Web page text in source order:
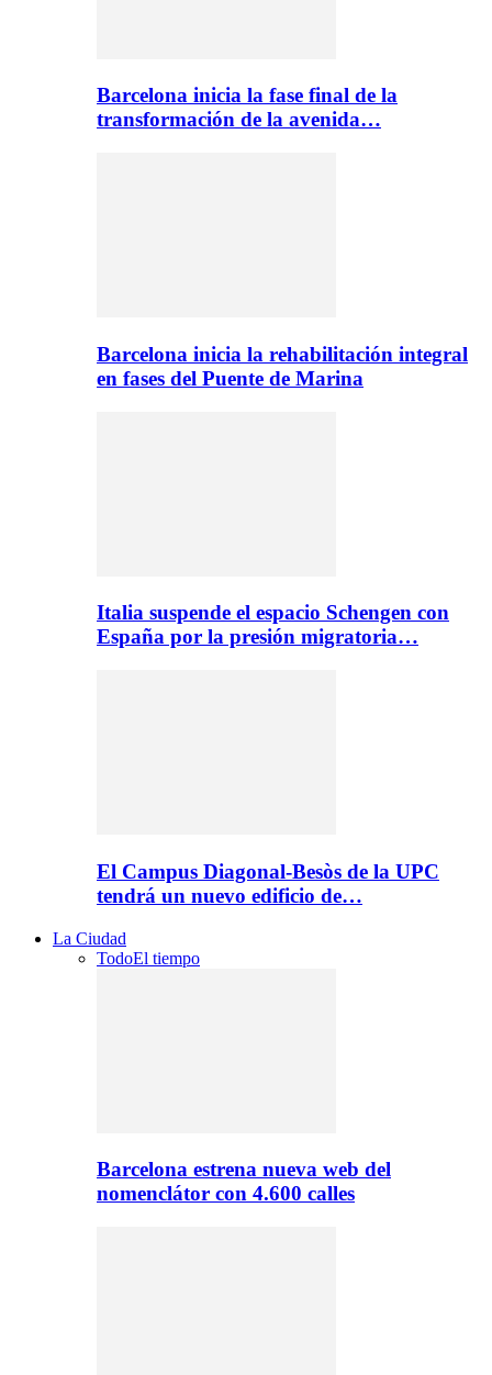
Barcelona inicia la fase final de la
transformación de la avenida…
Barcelona inicia la rehabilitación integral
en fases del Puente de Marina
Italia suspende el espacio Schengen con
España por la presión migratoria…
El Campus Diagonal-Besòs de la UPC
tendrá un nuevo edificio de…
La Ciudad
TodoEl tiempo
Barcelona estrena nueva web del
nomenclátor con 4.600 calles